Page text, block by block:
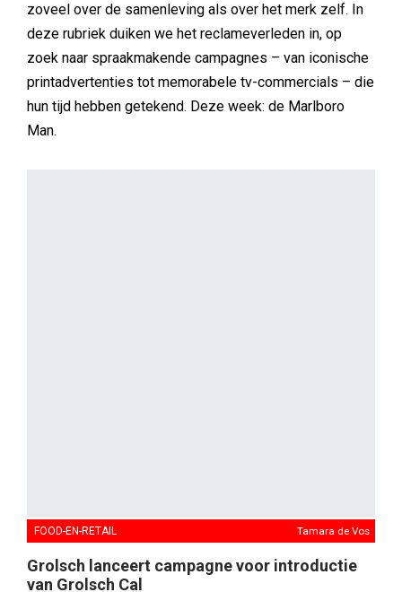
zoveel over de samenleving als over het merk zelf. In
deze rubriek duiken we het reclameverleden in, op
zoek naar spraakmakende campagnes – van iconische
printadvertenties tot memorabele tv-commercials – die
hun tijd hebben getekend. Deze week: de Marlboro
Man.
FOOD-EN-RETAIL Tamara de Vos
Grolsch lanceert campagne voor introductie
van Grolsch Cal